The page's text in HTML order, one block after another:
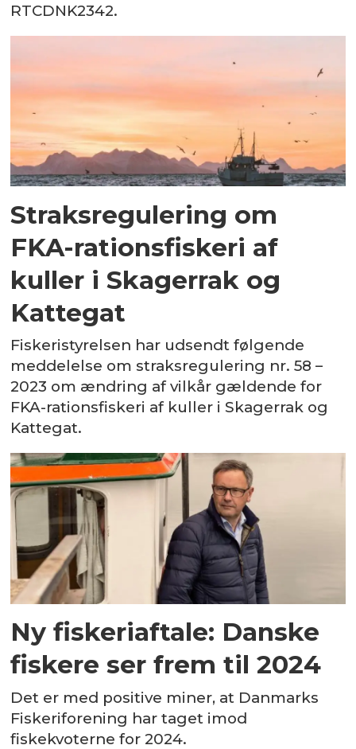
RTCDNK2342.
Straksregulering om
FKA-rationsfiskeri af
kuller i Skagerrak og
Kattegat
Fiskeristyrelsen har udsendt følgende
meddelelse om straksregulering nr. 58 –
2023 om ændring af vilkår gældende for
FKA-rationsfiskeri af kuller i Skagerrak og
Kattegat.
Ny fiskeriaftale: Danske
fiskere ser frem til 2024
Det er med positive miner, at Danmarks
Fiskeriforening har taget imod
fiskekvoterne for 2024.